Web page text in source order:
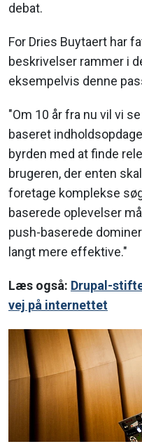
debat.
For Dries Buytaert har
beskrivelser rammer i
eksempelvis denne
"Om 10 år fra nu vil vi
baseret
byrden med at finde
brugeren, der enten
foretage komplekse
baserede oplevelser
push-baserede
langt mere effektive."
Læs også: Drupal-
vej på internettet